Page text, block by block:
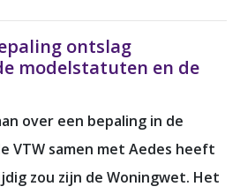
ontslag
modelstatuten en de
over een bepaling in de
VTW samen met Aedes heeft
zou zijn de Woningwet. Het